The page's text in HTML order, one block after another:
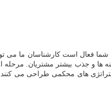
فعال است کارشناسان ما می
ها و جذب بیشتر مشتریان.
های محکمی طراحی می کنند